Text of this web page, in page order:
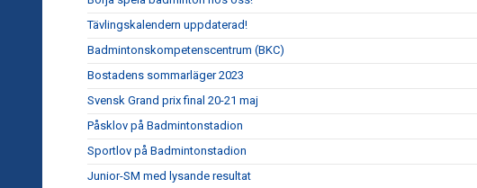
Tävlingskalendern uppdaterad!
Badmintonskompetenscentrum (BKC)
Bostadens sommarläger 2023
Svensk Grand prix final 20-21 maj
Påsklov på Badmintonstadion
Sportlov på Badmintonstadion
Junior-SM med lysande resultat